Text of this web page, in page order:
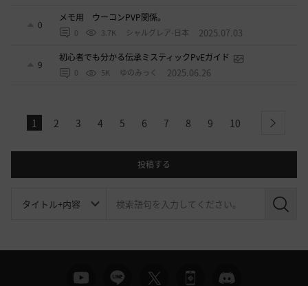
0
メモ用 ウーコンPVP関係。
0 3.7K シャルグレア-日本 2025.07.03
9
初心者でも分かる伝承ミスティックPvEガイド
0 5K ゆのみっく 2025.06.26
1 2 3 4 5 6 7 8 9 10 next
投稿する
検